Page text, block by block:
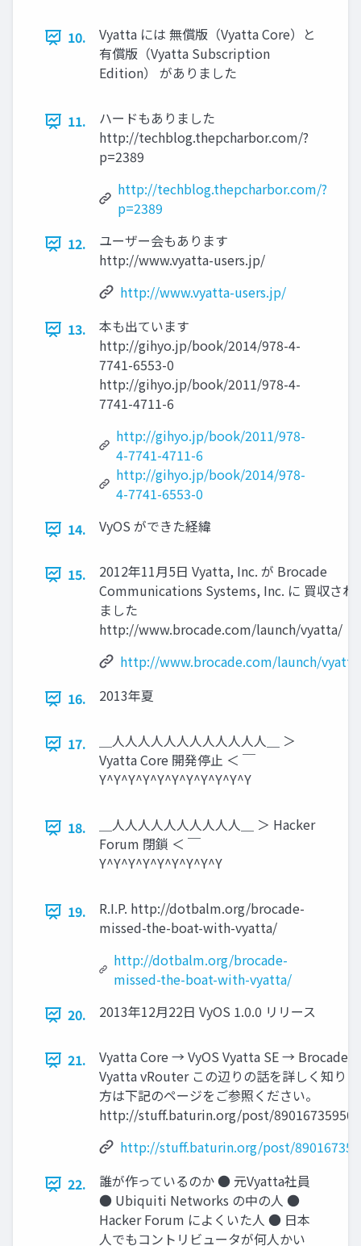
10.
Vyatta には 無償版（Vyatta Core）と
有償版（Vyatta Subscription
Edition） がありました
11.
ハードもありました
http://techblog.thepcharbor.com/?
p=2389
http://techblog.thepcharbor.com/?
p=2389
12.
ユーザー会もあります
http://www.vyatta-users.jp/
http://www.vyatta-users.jp/
13.
本も出ています
http://gihyo.jp/book/2014/978-4-
7741-6553-0
http://gihyo.jp/book/2011/978-4-
7741-4711-6
http://gihyo.jp/book/2011/978-
4-7741-4711-6
http://gihyo.jp/book/2014/978-
4-7741-6553-0
14.
VyOS ができた経緯
15.
2012年11月5日 Vyatta, Inc. が Brocade
Communications Systems, Inc. に 買収され
ました
http://www.brocade.com/launch/vyatta/
http://www.brocade.com/launch/
16.
2013年夏
17.
＿人人人人人人人人人人人人＿ ＞
Vyatta Core 開発停止 ＜ ￣
Y^Y^Y^Y^Y^Y^Y^Y^Y^Y^Y
18.
＿人人人人人人人人人人＿ ＞ Hacker
Forum 閉鎖 ＜ ￣
Y^Y^Y^Y^Y^Y^Y^Y^Y
19.
R.I.P. http://dotbalm.org/brocade-
missed-the-boat-with-vyatta/
http://dotbalm.org/brocade-
missed-the-boat-with-vyatta/
20.
2013年12月22日 VyOS 1.0.0 リリース
21.
Vyatta Core → VyOS Vyatta SE → Brocade
Vyatta vRouter この辺りの話を詳しく知り
方は下記のページをご参照ください。
http://stuff.baturin.org/post/89016735950
http://stuff.baturin.org/post/
22.
誰が作っているのか ● 元Vyatta社員
● Ubiquiti Networks の中の人 ●
Hacker Forum によくいた人 ● 日本
人でもコントリビュータが何人かい